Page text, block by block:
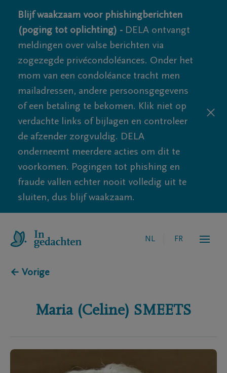
Blijf waakzaam voor phishingberichten
(poging tot oplichting) - DELA ontvangt
meldingen over valse berichten via
zogezegde privécondoléances. Onder het
mom van een condoléance tracht men
mailadressen, andere persoonsgegevens
of een betaling te bekomen. Klik niet op
verdachte links of bijlagen en controleer
de afzender zorgvuldig. DELA
onderneemt meerdere acties om dit te
voorkomen. Pogingen tot phishing en
fraude vallen echter nooit volledig uit te
sluiten, dus blijf waakzaam.
NL FR
← Vorige
Maria (Celine) SMEETS